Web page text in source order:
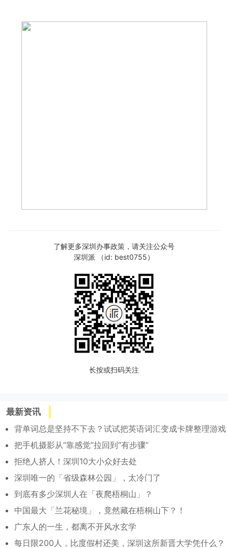
了解更多深圳办事政策，请关注公众号
深圳派 （id: best0755）
长按或扫码关注
最新资讯
背单词总是坚持不下去？试试把英语词汇变成卡牌整理游戏
把手机摄影从“靠感觉”拉回到“有步骤”
拒绝人挤人！深圳10大小众好去处
深圳唯一的「省级森林公园」，太冷门了
到底有多少深圳人在「夜爬梧桐山」？
中国最大「兰花秘境」，竟然藏在梧桐山下？！
广东人的一生，都离不开风水玄学
每日限200人，比度假村还美，深圳这所新晋大学凭什么？